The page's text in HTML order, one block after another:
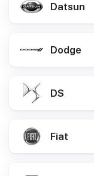
Datsun
Dodge
DS
Fiat